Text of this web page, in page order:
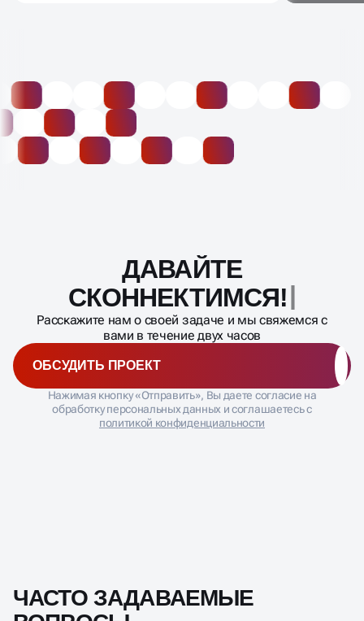
Масштабирование
процесса
ДАВАЙТЕ
СКОННЕКТИМСЯ
Расскажите нам о своей задаче и мы свяжемся с
вами в течение двух часов
ОБСУДИТЬ ПРОЕКТ
Нажимая кнопку «Отправить», Вы даете согласие на
обработку персональных данных и соглашаетесь с